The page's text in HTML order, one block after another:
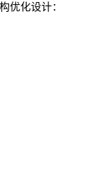
优化设计：